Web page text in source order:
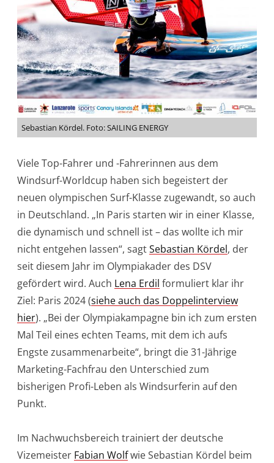
Sebastian Kördel. Foto: SAILING ENERGY
Viele Top-Fahrer und -Fahrerinnen aus dem
Windsurf-Worldcup haben sich begeistert der
neuen olympischen Surf-Klasse zugewandt, so auch
in Deutschland. „In Paris starten wir in einer Klasse,
die dynamisch und schnell ist – das wollte ich mir
nicht entgehen lassen“, sagtSebastian Kördel, der
seit diesem Jahr im Olympiakader des DSV
gefördert wird. Auch Lena Erdil formuliert klar ihr
Ziel: Paris 2024 (siehe auch das Doppelinterview
hier). „Bei der Olympiakampagne bin ich zum ersten
Mal Teil eines echten Teams, mit dem ich aufs
Engste zusammenarbeite“, bringt die 31-Jährige
Marketing-Fachfrau den Unterschied zum
bisherigen Profi-Leben als Windsurferin auf den
Punkt.
Im Nachwuchsbereich trainiert der deutsche
Vizemeister Fabian Wolfwie Sebastian Kördel beim